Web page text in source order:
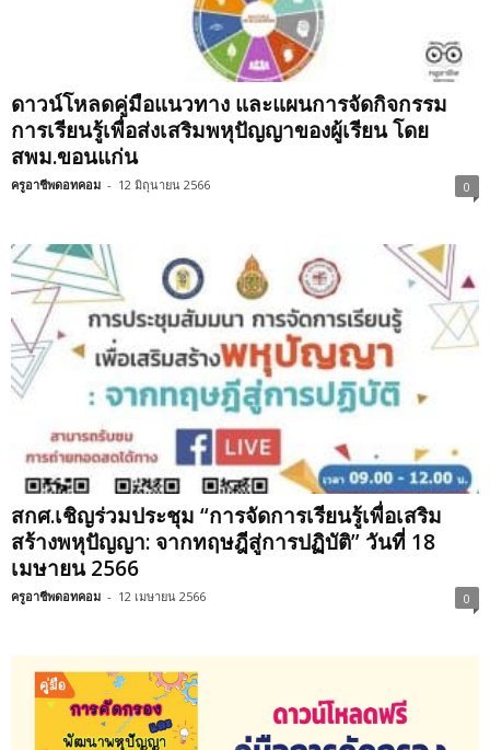
ดาวน์โหลดคู่มือแนวทาง และแผนการจัดกิจกรรม
การเรียนรู้เพื่อส่งเสริมพหุปัญญาของผู้เรียน โดย
สพม.ขอนแก่น
ครูอาชีพดอทคอม - 12 มิถุนายน 2566 0
สกศ.เชิญร่วมประชุม “การจัดการเรียนรู้เพื่อเสริม
สร้างพหุปัญญา: จากทฤษฎีสู่การปฏิบัติ” วันที่ 18
เมษายน 2566
ครูอาชีพดอทคอม - 12 เมษายน 2566 0